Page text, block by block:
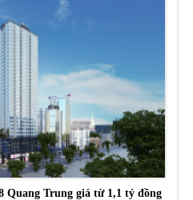
Quang Trung giá từ 1,1 tỷ đồng